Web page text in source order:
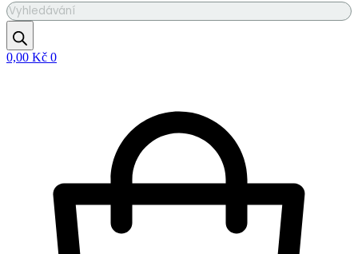
Products
search
0,00 Kč 0